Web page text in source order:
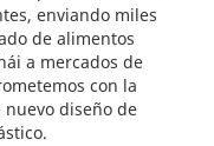
enviando miles
de alimentos
a mercados de
con la
diseño de